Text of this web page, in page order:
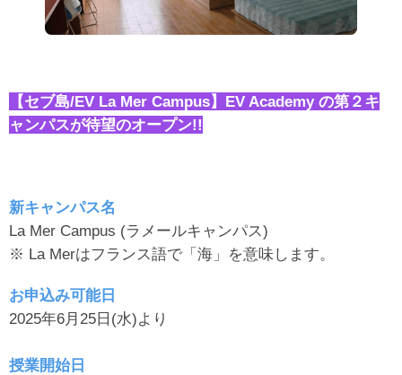
【セブ島/EV La Mer Campus】EV Academy の第２キ
ャンパスが待望のオープン!!
新キャンパス名
La Mer Campus (ラメールキャンパス)
※ La Merはフランス語で「海」を意味します。
お申込み可能日
2025年6月25日(水)より
授業開始日